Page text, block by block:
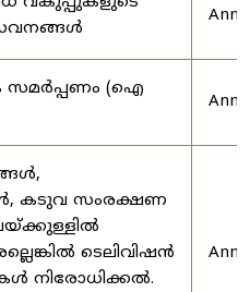
സമർപ്പണം (ഐ
കടുവ സംരക്ഷണ
ടെലിവിഷൻ
നിരോധിക്കൽ.